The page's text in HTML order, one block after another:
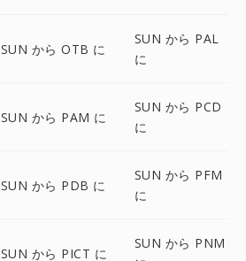
SUN から OTB に
SUN から PAL
に
SUN から PAM に
SUN から PCD
に
SUN から PDB に
SUN から PFM
に
SUN から PICT に
SUN から PNM